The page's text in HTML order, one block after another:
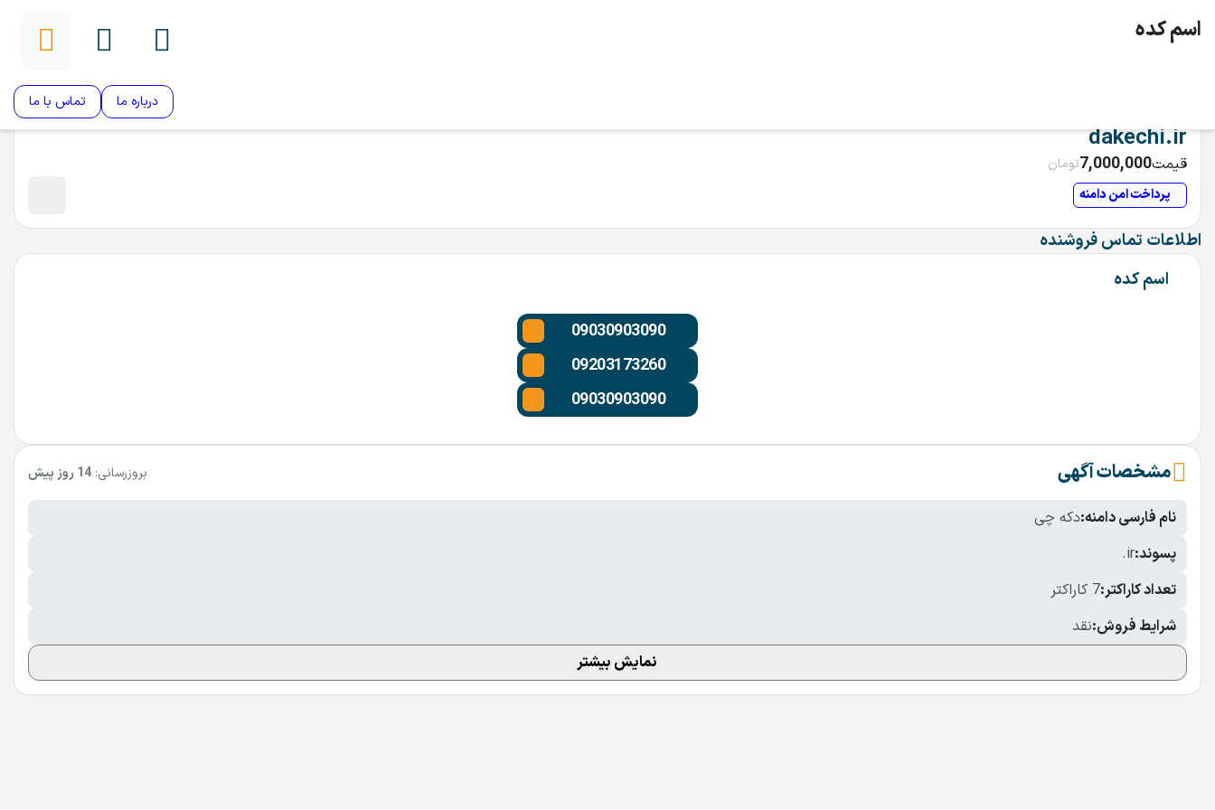
اسم كده
درباره ما تماس با ما
dakechi.ir
قیمت7,000,000تومان
پرداخت امن دامنه
اطلاعات تماس فروشنده
اسم كده
09030903090
09203173260
09030903090
مشخصات آگهی بروزرسانی: 14 روز پیش
نام فارسی دامنه:دکه چی
پسوند:.ir
تعداد کاراکتر:7 کاراکتر
شرایط فروش:نقد
نمایش بیشتر